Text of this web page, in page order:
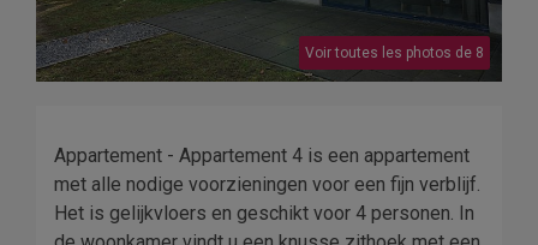
Voir toutes les photos de 8
Appartement - Appartement 4 is een appartement
met alle nodige voorzieningen voor een fijn verblijf.
Het is gelijkvloers en geschikt voor 4 personen. In